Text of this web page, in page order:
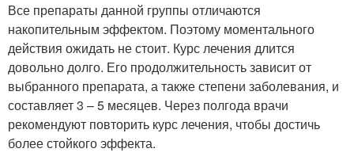
Все препараты данной группы отличаются
накопительным эффектом. Поэтому моментального
действия ожидать не стоит. Курс лечения длится
довольно долго. Его продолжительность зависит от
выбранного препарата, а также степени заболевания, и
составляет 3 – 5 месяцев. Через полгода врачи
рекомендуют повторить курс лечения, чтобы достичь
более стойкого эффекта.